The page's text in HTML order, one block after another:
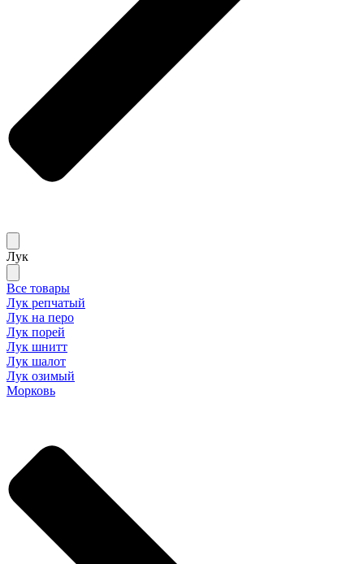
Лук
Все товары
Лук репчатый
Лук на перо
Лук порей
Лук шнитт
Лук шалот
Лук озимый
Морковь